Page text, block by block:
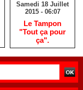
Samedi 18 Juillet
2015 - 06:07
Le Tampon
"Tout ça pour
ça".